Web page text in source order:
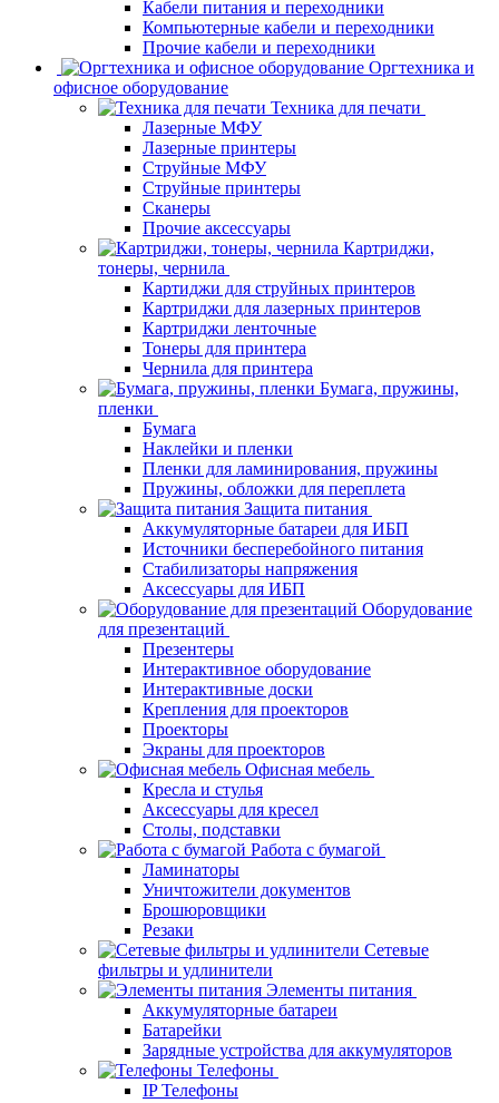
Кабели питания и переходники
Компьютерные кабели и переходники
Прочие кабели и переходники
Оргтехника и
офисное оборудование
Техника для печати
Лазерные МФУ
Лазерные принтеры
Струйные МФУ
Струйные принтеры
Сканеры
Прочие аксессуары
Картриджи,
тонеры, чернила
Картиджи для струйных принтеров
Картриджи для лазерных принтеров
Картриджи ленточные
Тонеры для принтера
Чернила для принтера
Бумага, пружины,
пленки
Бумага
Наклейки и пленки
Пленки для ламинирования, пружины
Пружины, обложки для переплета
Защита питания
Аккумуляторные батареи для ИБП
Источники бесперебойного питания
Стабилизаторы напряжения
Аксессуары для ИБП
Оборудование
для презентаций
Презентеры
Интерактивное оборудование
Интерактивные доски
Крепления для проекторов
Проекторы
Экраны для проекторов
Офисная мебель
Кресла и стулья
Аксессуары для кресел
Столы, подставки
Работа с бумагой
Ламинаторы
Уничтожители документов
Брошюровщики
Резаки
Сетевые
фильтры и удлинители
Элементы питания
Аккумуляторные батареи
Батарейки
Зарядные устройства для аккумуляторов
Телефоны
IP Телефоны